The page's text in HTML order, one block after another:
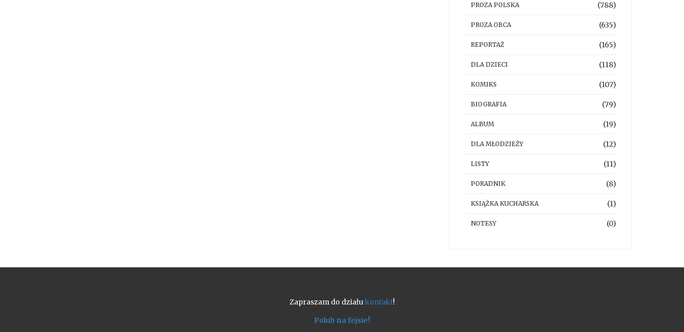
PROZA POLSKA (788)
PROZA OBCA (635)
REPORTAŻ (165)
DLA DZIECI (118)
KOMIKS (107)
BIOGRAFIA (79)
ALBUM (19)
DLA MŁODZIEŻY (12)
LISTY (11)
PORADNIK (8)
KSIĄŻKA KUCHARSKA (1)
NOTESY (0)
Zapraszam do działukontakt!
Polub na fejsie!